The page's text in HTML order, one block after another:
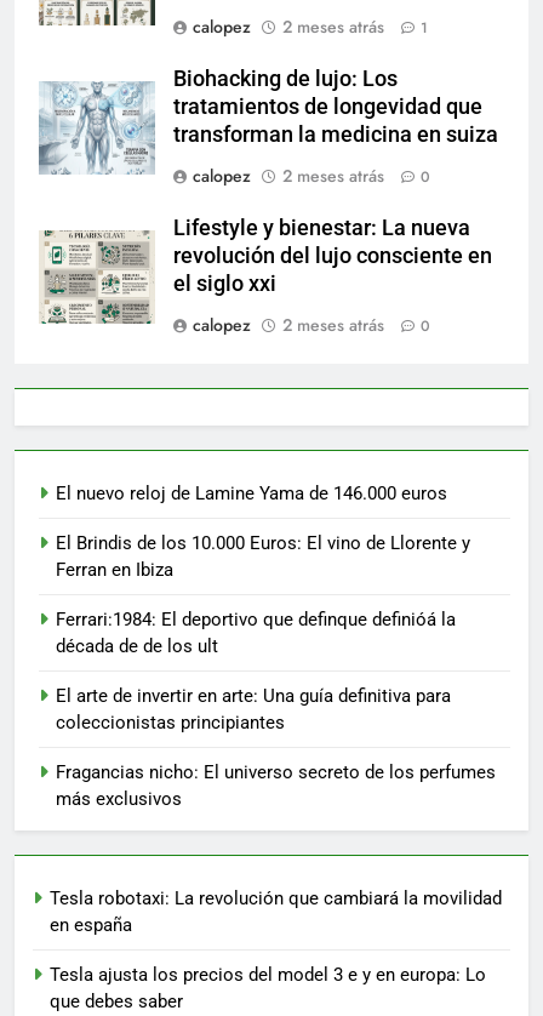
calopez
2 meses atrás 1
Biohacking de lujo: Los
tratamientos de longevidad que
transforman la medicina en suiza
calopez
2 meses atrás 0
Lifestyle y bienestar: La nueva
revolución del lujo consciente en
el siglo xxi
calopez
2 meses atrás 0
El nuevo reloj de Lamine Yama de 146.000 euros
El Brindis de los 10.000 Euros: El vino de Llorente y
Ferran en Ibiza
Ferrari:1984: El deportivo que definque definióá la
década de de los ult
El arte de invertir en arte: Una guía definitiva para
coleccionistas principiantes
Fragancias nicho: El universo secreto de los perfumes
más exclusivos
Tesla robotaxi: La revolución que cambiará la movilidad
en españa
Tesla ajusta los precios del model 3 e y en europa: Lo
que debes saber